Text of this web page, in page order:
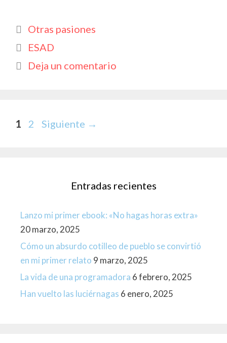
e
b
o
o
s
p
er y
n ti
Categorías
Otras pasiones
Etiquetas
ESAD
Deja un comentario
Página
1 Página
2 Siguiente →
Entradas recientes
Lanzo mi primer ebook: «No hagas horas extra»
20 marzo, 2025
Cómo un absurdo cotilleo de pueblo se convirtió
en mi primer relato 9 marzo, 2025
La vida de una programadora 6 febrero, 2025
Han vuelto las luciérnagas 6 enero, 2025